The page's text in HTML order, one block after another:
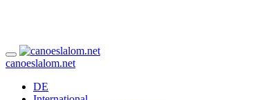
canoeslalom.net
DE